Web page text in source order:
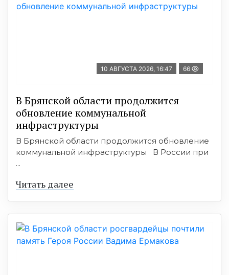
10 АВГУСТА 2026, 16:47 66
В Брянской области продолжится
обновление коммунальной
инфраструктуры
В Брянской области продолжится обновление
коммунальной инфраструктуры В России при
...
Читать далее